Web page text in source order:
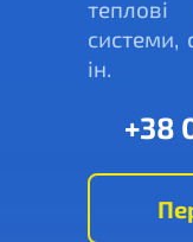
теплові
системи,
ін.
+38